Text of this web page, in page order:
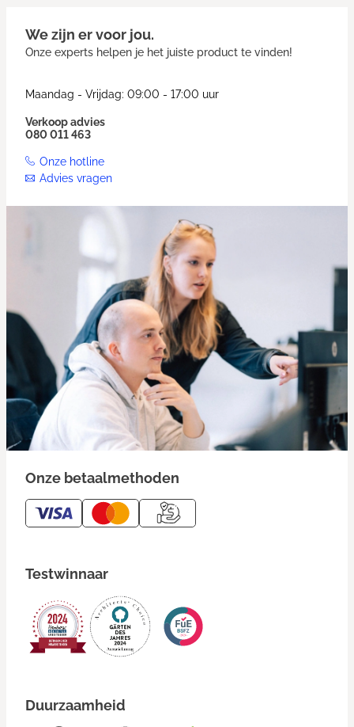
We zijn er voor jou.
Onze experts helpen je het juiste product te vinden!
Maandag - Vrijdag: 09:00 - 17:00 uur
Verkoop advies
080 011 463
Onze hotline
Advies vragen
Onze betaalmethoden
Testwinnaar
Duurzaamheid